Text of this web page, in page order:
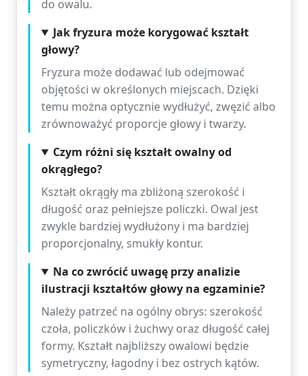
do owalu.
Jak fryzura może korygować kształt
głowy?
Fryzura może dodawać lub odejmować
objętości w określonych miejscach. Dzięki
temu można optycznie wydłużyć, zwęzić albo
zrównoważyć proporcje głowy i twarzy.
Czym różni się kształt owalny od
okrągłego?
Kształt okrągły ma zbliżoną szerokość i
długość oraz pełniejsze policzki. Owal jest
zwykle bardziej wydłużony i ma bardziej
proporcjonalny, smukły kontur.
Na co zwrócić uwagę przy analizie
ilustracji kształtów głowy na egzaminie?
Należy patrzeć na ogólny obrys: szerokość
czoła, policzków i żuchwy oraz długość całej
formy. Kształt najbliższy owalowi będzie
symetryczny, łagodny i bez ostrych kątów.